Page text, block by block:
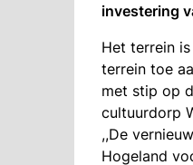
investering
Het terrein
terrein toe
met stip op
cultuurdorp
,,De
Hogeland